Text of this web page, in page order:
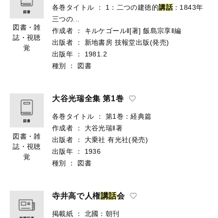
図書・雑
誌・視聴
覚
各巻タイトル ： 1：二つの建徳的講話：1843年
三つの...
作成者
： キルケゴール‖[著] 飯島宗享‖編
出版者
： 新地書房 技報堂出版(発売)
出版年
：
1981.2
種別
： 図書
図書・雑
誌・視聴
覚
大谷光瑞全集 第1巻
各巻タイトル ：
第1巻：経典篇
作成者
：
大谷光瑞‖著
出版者
： 大乗社 有光社(発売)
出版年
：
1936
種別
： 図書
寺井高で人権講話会
掲載紙 ：
北國：朝刊